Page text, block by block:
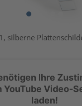
silberne
Ihre
YouTube Video-
laden!